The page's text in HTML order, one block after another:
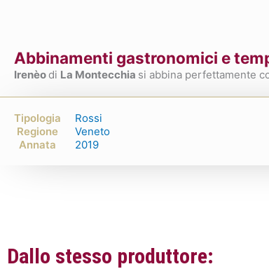
Abbinamenti gastronomici e
Irenèo di La Montecchia si abbina perfettamente
Tipologia
Rossi
Regione
Veneto
Annata
2019
Dallo stesso produttore: